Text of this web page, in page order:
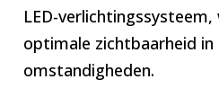
LED-
optimale zichtbaarheid in
omstandigheden.